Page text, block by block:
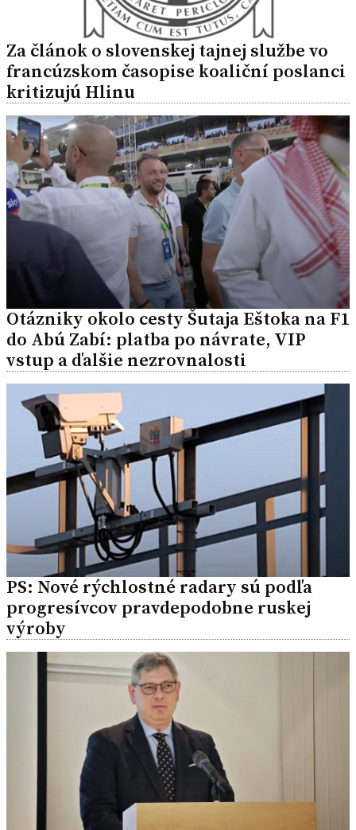
Za článok o slovenskej tajnej službe vo
francúzskom časopise koaliční poslanci
kritizujú Hlinu
Otázniky okolo cesty Šutaja Eštoka na F1
do Abú Zabí: platba po návrate, VIP
vstup a ďalšie nezrovnalosti
PS: Nové rýchlostné radary sú podľa
progresívcov pravdepodobne ruskej
výroby